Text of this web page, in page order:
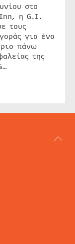
στο
η G.I.
τους
για ένα
πάνω
της